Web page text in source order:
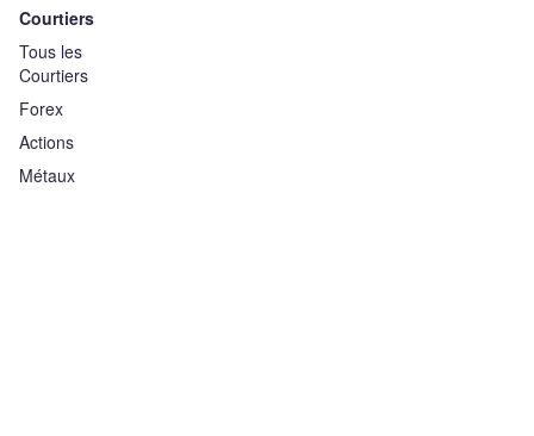
Courtiers
Tous les
Courtiers
Forex
Actions
Métaux